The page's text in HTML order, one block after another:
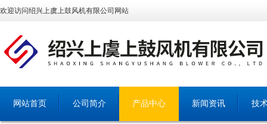
欢迎访问绍兴上虞上鼓风机有限公司网站
网站首页 公司简介 产品中心 新闻资讯 技